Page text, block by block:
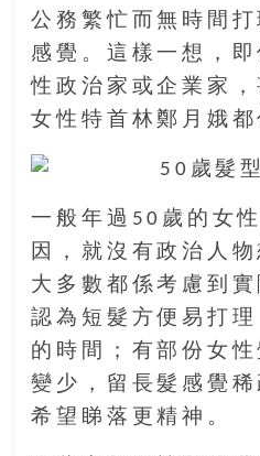
險，
找
尋
樂
齡
寶
一
同
抱
著
樂
觀
積
極
的
公務繁忙而無時間
感覺。這樣一想，
性政治家或企業家
女性特首林鄭月娥都
一般年過50歲的女
因，就沒有政治人
大多數都係考慮到
認為短髮方便易打
的時間；有部份女
變少，留長髮感覺
希望睇落更精神。